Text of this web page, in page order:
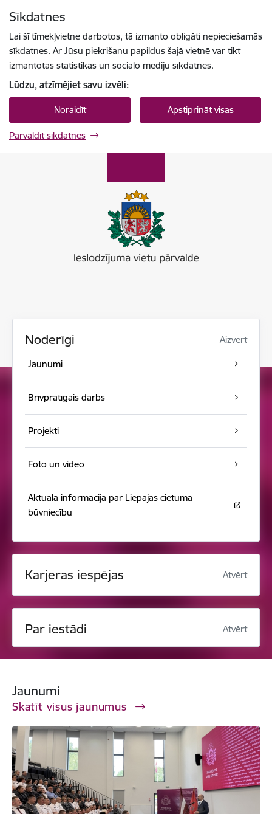
Sīkdatnes
Lai šī tīmekļvietne darbotos, tā izmanto obligāti nepieciešamās
sīkdatnes. Ar Jūsu piekrišanu papildus šajā vietnē var tikt
izmantotas statistikas un sociālo mediju sīkdatnes.
Lūdzu, atzīmējiet savu izvēli:
Noraidīt Apstiprināt visas
Pārvaldīt sīkdatnes
Noderīgi Aizvērt
Jaunumi
Brīvprātīgais darbs
Projekti
Foto un video
Aktuālā informācija par Liepājas cietuma
būvniecību
Karjeras iespējas Atvērt
Par iestādi Atvērt
Jaunumi
Skatīt visus jaunumus